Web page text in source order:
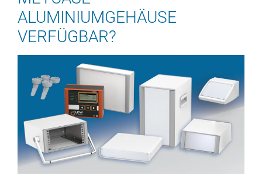
ALUMINIUMGEHÄUSE
VERFÜGBAR?